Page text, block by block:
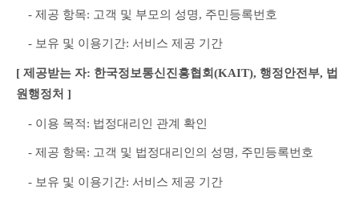
- 제공 항목: 고객 및 부모의 성명, 주민등록번호
- 보유 및 이용기간: 서비스 제공 기간
[ 제공받는 자: 한국정보통신진흥협회(KAIT), 행정안전부, 법
원행정처 ]
- 이용 목적: 법정대리인 관계 확인
- 제공 항목: 고객 및 법정대리인의 성명, 주민등록번호
- 보유 및 이용기간: 서비스 제공 기간